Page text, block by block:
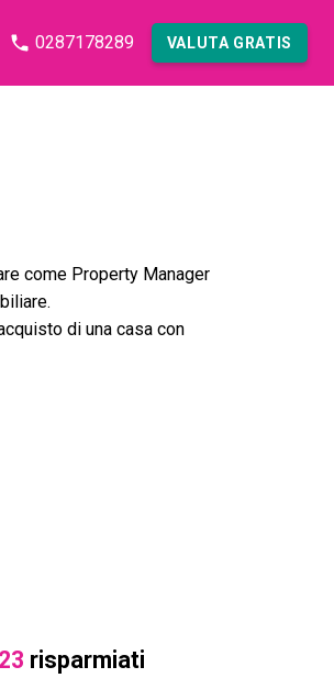
0287178289 VALUTA GRATIS
come Property Manager
di una casa con
risparmiati